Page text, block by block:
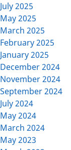
July 2025
May 2025
March 2025
February 2025
January 2025
December 2024
November 2024
September 2024
July 2024
May 2024
March 2024
May 2023